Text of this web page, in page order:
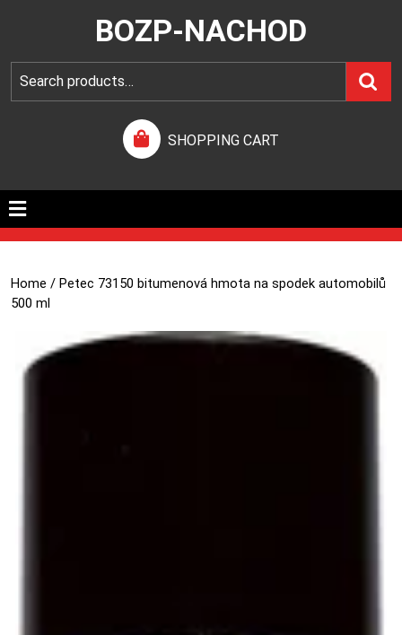
BOZP-NACHOD
SHOPPING CART
Home / Petec 73150 bitumenová hmota na spodek automobilů
500 ml